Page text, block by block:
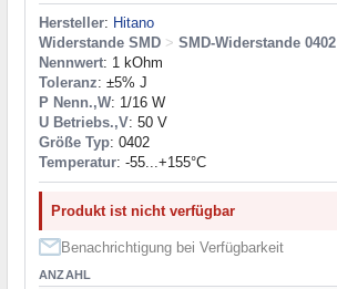
Hersteller: Hitano
Widerstande SMD > SMD-Widerstande 0402
Nennwert: 1 kOhm
Toleranz: ±5% J
P Nenn.,W: 1/16 W
U Betriebs.,V: 50 V
Größe Typ: 0402
Temperatur: -55...+155°C
Produkt ist nicht verfügbar
Benachrichtigung bei Verfügbarkeit
ANZAHL